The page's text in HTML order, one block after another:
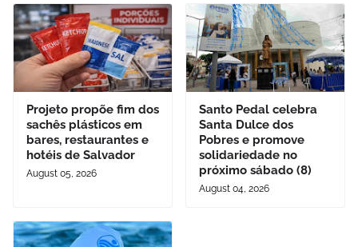
Projeto propõe fim dos
sachês plásticos em
bares, restaurantes e
hotéis de Salvador
August 05, 2026
Santo Pedal celebra
Santa Dulce dos
Pobres e promove
solidariedade no
próximo sábado (8)
August 04, 2026